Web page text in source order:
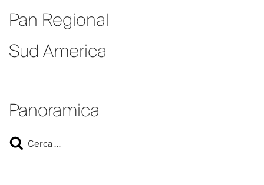
Pan Regional
Sud America
Panoramica
Cerca:
Cerca